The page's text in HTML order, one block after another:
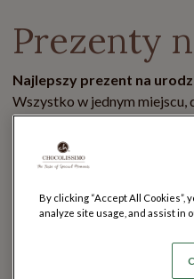
Prezenty
Najlepszy prezent na
Wszystko w jednym miejscu,
Wszystkie
Od 50 do 70 zł Od 70
22
By clicking “Accept All Cookies”,
analyze site usage, and assist in